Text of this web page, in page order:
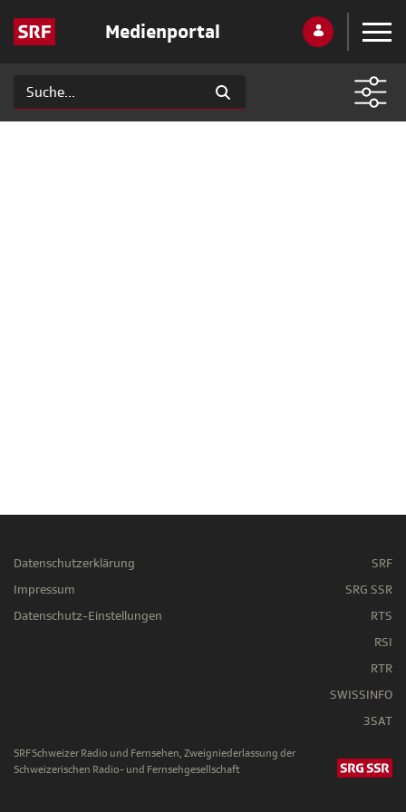
Medienportal
Datenschutzerklärung
Impressum
Datenschutz-Einstellungen
SRF
SRG SSR
RTS
RSI
RTR
SWISSINFO
3SAT
SRF Schweizer Radio und Fernsehen, Zweigniederlassung der
Schweizerischen Radio- und Fernsehgesellschaft